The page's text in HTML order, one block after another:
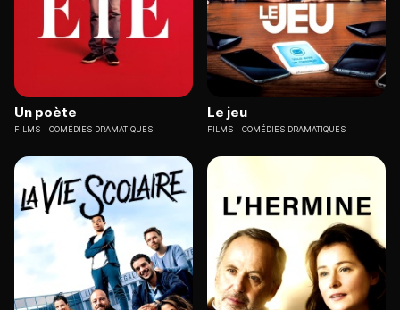
Un poète
FILMS COMÉDIES DRAMATIQUES
Le jeu
FILMS COMÉDIES DRAMATIQUES